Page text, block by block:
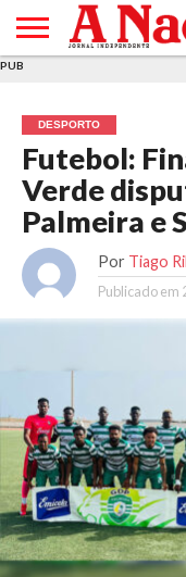
E DE
COOKIES
DE
UTILIZAÇÃO
PUB
DESPORTO
Futebol:
Verde
Palmeira e
Por Tiago
Publicado em